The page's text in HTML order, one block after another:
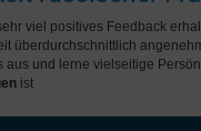
viel positives Feedback
überdurchschnittlich
aus und lerne vielseitige
ist